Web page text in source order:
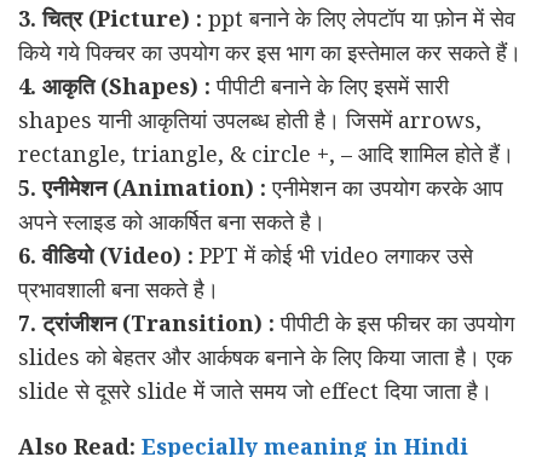
3. चित्र (Picture) : ppt बनाने के लिए लेपटॉप या फ़ोन में सेव
किये गये पिक्चर का उपयोग कर इस भाग का इस्तेमाल कर सकते हैं।
4. आकृति (Shapes) : पीपीटी बनाने के लिए इसमें सारी
shapes यानी आकृतियां उपलब्ध होती है। जिसमें arrows,
rectangle, triangle, & circle +, – आदि शामिल होते हैं।
5. एनीमेशन (Animation) : एनीमेशन का उपयोग करके आप
अपने स्लाइड को आकर्षित बना सकते है।
6. वीडियो (Video) : PPT में कोई भी video लगाकर उसे
प्रभावशाली बना सकते है।
7. ट्रांजीशन (Transition) : पीपीटी के इस फीचर का उपयोग
slides को बेहतर और आर्कषक बनाने के लिए किया जाता है। एक
slide से दूसरे slide में जाते समय जो effect दिया जाता है।
Also Read: Especially meaning in Hindi